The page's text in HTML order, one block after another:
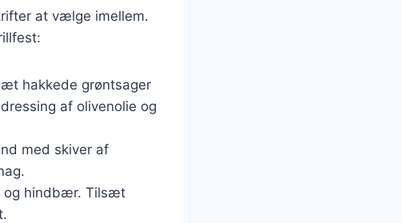
at vælge imellem.
hakkede grøntsager
af olivenolie og
med skiver af
og hindbær. Tilsæt